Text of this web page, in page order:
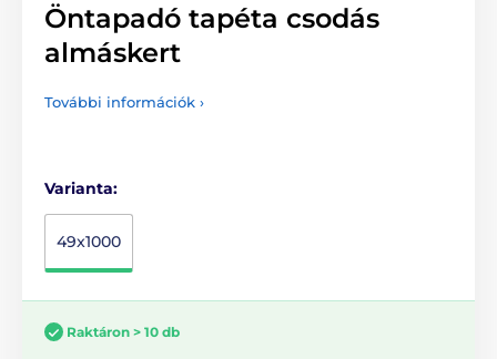
Öntapadó tapéta csodás
almáskert
További információk ›
Varianta:
49x1000
Raktáron > 10 db